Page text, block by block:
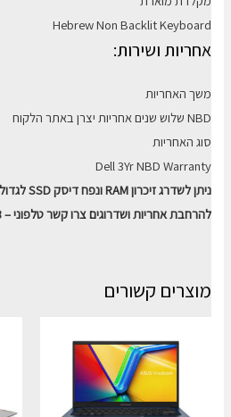
Hebrew Non Backlit Keyboard
אחריות ושירות:
משך האחריות
שלוש שנים אחריות יצרן באתר הלקוח NBD
סוג האחריות
Dell 3Yr NBD Warranty
ניתן לשדרג זיכרון RAM ונפח דיסק SSD לגדול יותר – נא ליצור קשר בבקשה .
להרחבת אחריות ושדרוגים צרו קשר טלפוני – 04-9081183
מוצרים קשורים